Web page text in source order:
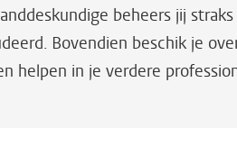
beheers jij
Bovendien beschik je
helpen in je verdere